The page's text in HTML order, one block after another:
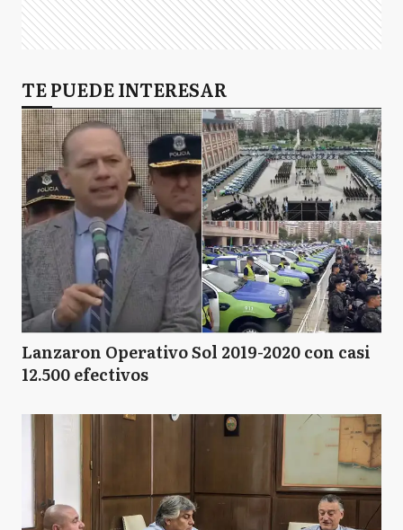
TE PUEDE INTERESAR
Lanzaron Operativo Sol 2019-2020 con casi
12.500 efectivos